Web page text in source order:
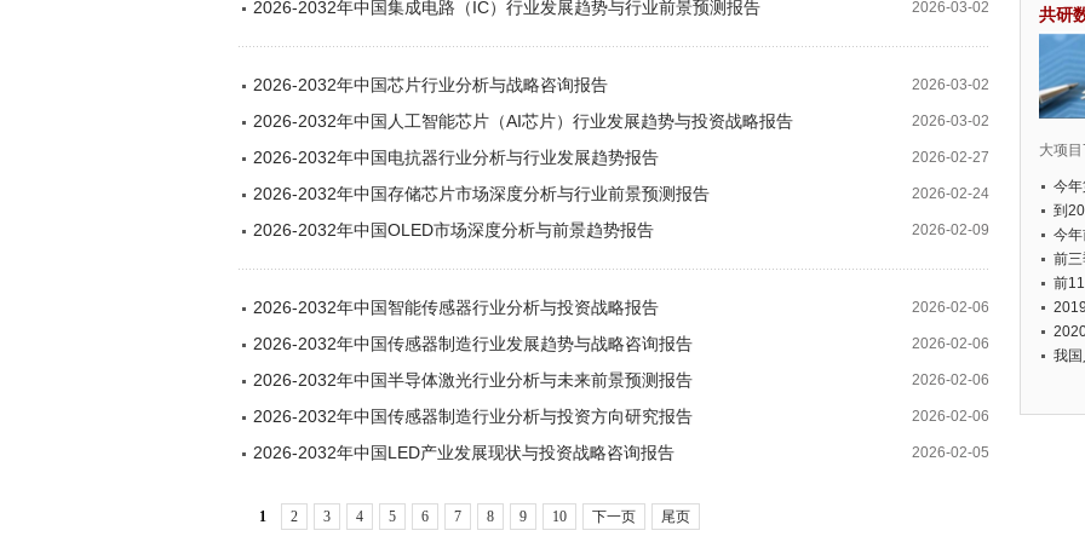
2026-2032年中国集成电路（IC）行业发展趋势与行业前景预测报告 2026-03-02
2026-2032年中国芯片行业分析与战略咨询报告 2026-03-02
2026-2032年中国人工智能芯片（AI芯片）行业发展趋势与投资战略报告 2026-03-02
2026-2032年中国电抗器行业分析与行业发展趋势报告 2026-02-27
2026-2032年中国存储芯片市场深度分析与行业前景预测报告 2026-02-24
2026-2032年中国OLED市场深度分析与前景趋势报告 2026-02-09
2026-2032年中国智能传感器行业分析与投资战略报告 2026-02-06
2026-2032年中国传感器制造行业发展趋势与战略咨询报告 2026-02-06
2026-2032年中国半导体激光行业分析与未来前景预测报告 2026-02-06
2026-2032年中国传感器制造行业分析与投资方向研究报告 2026-02-06
2026-2032年中国LED产业发展现状与投资战略咨询报告 2026-02-05
1 2 3 4 5 6 7 8 9 10 下一页 尾页
共研
大项
今
国
到
经
今
元
前
以
前
个
币
我